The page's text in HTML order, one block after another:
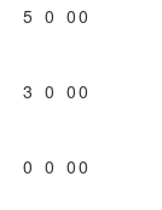
5 0 00
3 0 00
0 0 00